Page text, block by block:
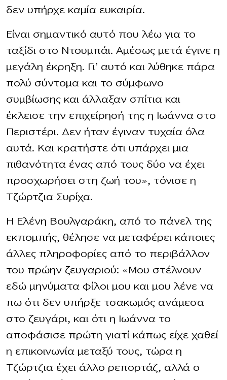
δεν υπήρχε καμία ευκαιρία.
Είναι σημαντικό αυτό που λέω για το
ταξίδι στο Ντουμπάι. Αμέσως μετά έγινε η
μεγάλη έκρηξη. Γι’ αυτό και λύθηκε πάρα
πολύ σύντομα και το σύμφωνο
συμβίωσης και άλλαξαν σπίτια και
έκλεισε την επιχείρησή της η Ιωάννα στο
Περιστέρι. Δεν ήταν έγιναν τυχαία όλα
αυτά. Και κρατήστε ότι υπάρχει μια
πιθανότητα ένας από τους δύο να έχει
προσχωρήσει στη ζωή του», τόνισε η
Τζώρτζια Συρίχα.
Η Ελένη Βουλγαράκη, από το πάνελ της
εκπομπής, θέλησε να μεταφέρει κάποιες
άλλες πληροφορίες από το περιβάλλον
του πρώην ζευγαριού: «Μου στέλνουν
εδώ μηνύματα φίλοι μου και μου λένε να
πω ότι δεν υπήρξε τσακωμός ανάμεσα
στο ζευγάρι, και ότι η Ιωάννα το
αποφάσισε πρώτη γιατί κάπως είχε χαθεί
η επικοινωνία μεταξύ τους, τώρα η
Τζώρτζια έχει άλλο ρεπορτάζ, αλλά ο